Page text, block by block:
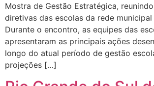
Mostra de Gestão Estratégica,
diretivas das escolas da rede municipal
Durante o encontro, as equipes das
apresentaram as principais ações
longo do atual período de gestão
projeções […]